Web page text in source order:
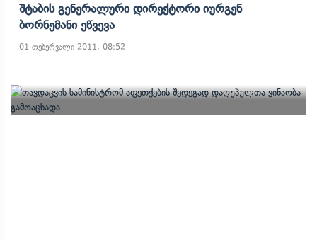
Შტაბის Გენერალური Დირექტორი Იურგენ
Ბორნემანი Ეწვევა
01 თებერვალი 2011, 08:52